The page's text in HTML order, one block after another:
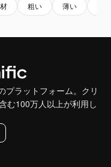
粗い 薄い
プラットフォーム。クリ
む100万人以上が利用し